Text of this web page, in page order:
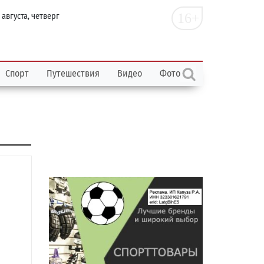
четверг
Спорт Путешествия Видео Фото